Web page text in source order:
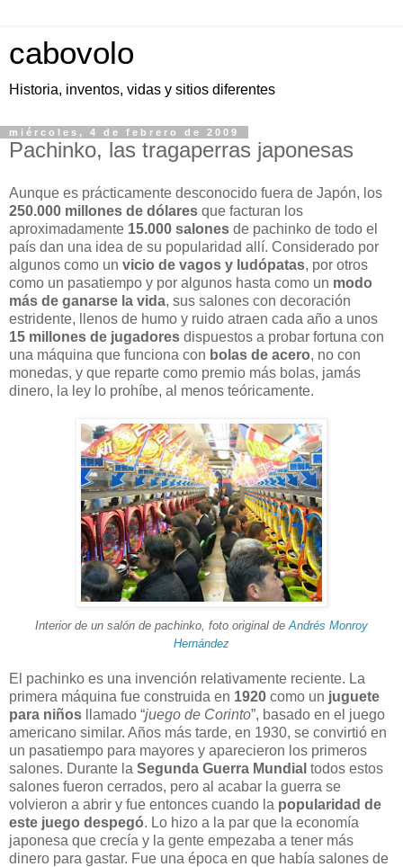
cabovolo
Historia, inventos, vidas y sitios diferentes
miércoles, 4 de febrero de 2009
Pachinko, las tragaperras japonesas
Aunque es prácticamente desconocido fuera de Japón, los
250.000 millones de dólares que facturan los
aproximadamente 15.000 salones de pachinko de todo el
país dan una idea de su popularidad allí. Considerado por
algunos como un vicio de vagos y ludópatas, por otros
como un pasatiempo y por algunos hasta como un modo
más de ganarse la vida, sus salones con decoración
estridente, llenos de humo y ruido atraen cada año a unos
15 millones de jugadores dispuestos a probar fortuna con
una máquina que funciona con bolas de acero, no con
monedas, y que reparte como premio más bolas, jamás
dinero, la ley lo prohíbe, al menos teóricamente.
Interior de un salón de pachinko, foto original de Andrés Monroy
Hernández
El pachinko es una invención relativamente reciente. La
primera máquina fue construida en 1920 como un juguete
para niños llamado “juego de Corinto”, basado en el juego
americano similar. Años más tarde, en 1930, se convirtió en
un pasatiempo para mayores y aparecieron los primeros
salones. Durante la Segunda Guerra Mundial todos estos
salones fueron cerrados, pero al acabar la guerra se
volvieron a abrir y fue entonces cuando la popularidad de
este juego despegó. Lo hizo a la par que la economía
japonesa que crecía y la gente empezaba a tener más
dinero para gastar. Fue una época en que había salones de